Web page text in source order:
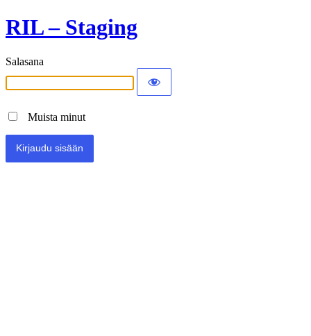
RIL – Staging
Salasana
Muista minut